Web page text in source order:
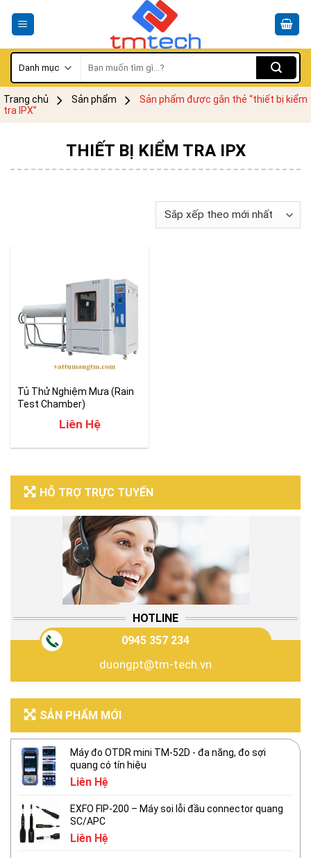
kiếm:
Trang chủ Sản phẩm
Sản phẩm được gắn thẻ “thiết bị kiểm
tra IPX”
HỖ TRỢ TRỰC TUYẾN
HOTLINE
0945 357 234
duongpt@tm-tech.vn
SẢN PHẨM MỚI
Máy đo OTDR mini TM-52D - đa năng, đo sợi
quang có tín hiệu
Liên Hệ
EXFO FIP-200 – Máy soi lỗi đầu connector quang
SC/APC
Liên Hệ
THIẾT BỊ KIỂM TRA IPX
Tủ Thử Nghiệm Mưa (Rain
Test Chamber)
Liên Hệ